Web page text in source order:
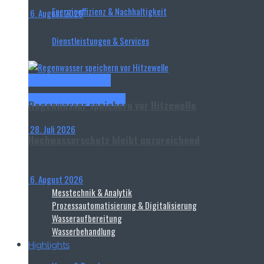
Energieeffizienz & Nachhaltigkeit
Dienstleistungen & Services
Dienstleistungen & Services
Hochwasserschutz bleibt unzureichend
6. August 2026
Fünf Jahre nach der Ahrtalflut ist der Schutz vor
6. August 2026
Regenwasser speichern vor Hitzewelle
28. Juli 2026
Messtechnik & Analytik
Prozessautomatisierung & Digitalisierung
Wasseraufbereitung
Wasserbehandlung
Highlights